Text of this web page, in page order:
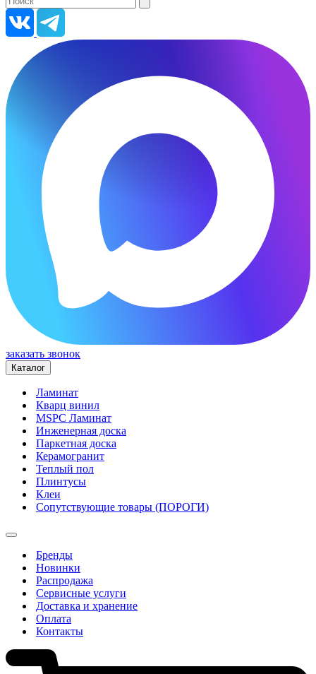
заказать звонок
Каталог
Ламинат
Кварц винил
MSPC Ламинат
Инженерная доска
Паркетная доска
Керамогранит
Теплый пол
Плинтусы
Клеи
Сопутствующие товары (ПОРОГИ)
Бренды
Новинки
Распродажа
Сервисные услуги
Доставка и хранение
Оплата
Контакты